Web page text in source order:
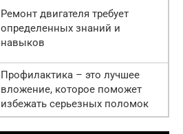
Ремонт двигателя требует
определенных знаний и
навыков
Профилактика – это лучшее
вложение, которое поможет
избежать серьезных поломок